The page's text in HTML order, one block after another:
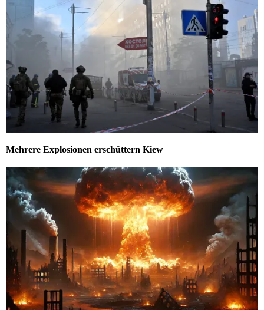
Mehrere Explosionen erschüttern Kiew